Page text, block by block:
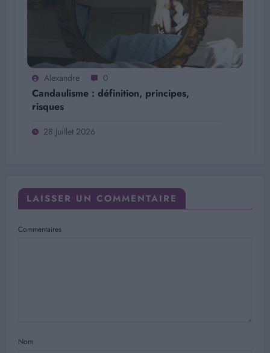
Alexandre 0
Candaulisme : définition, principes,
risques
28 Juillet 2026
LAISSER UN COMMENTAIRE
Commentaires
Nom